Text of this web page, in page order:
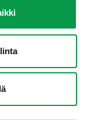
Tilaa
uutiskirje